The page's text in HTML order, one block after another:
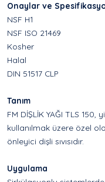
Onaylar ve
NSF H1
NSF ISO 21469
Kosher
Halal
DIN 51517 CLP
Tanım
FM DİŞLİK YAĞI TLS
kullanılmak üzere özel
önleyici dişli sıvısıdır.
Uygulama